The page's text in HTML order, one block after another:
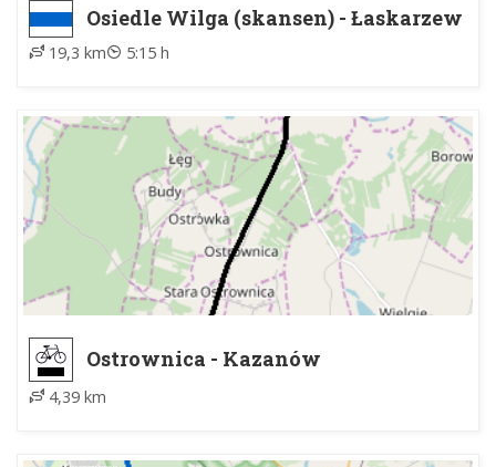
Osiedle Wilga (skansen) - Łaskarzew
19,3 km 5:15 h
Ostrownica - Kazanów
4,39 km